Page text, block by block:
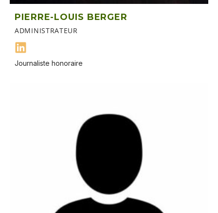
PIERRE-LOUIS BERGER
ADMINISTRATEUR
Journaliste honoraire